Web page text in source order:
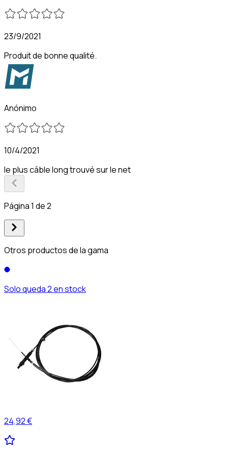
23/9/2021
Produit de bonne qualité.
Anónimo
10/4/2021
le plus câble long trouvé sur le net
Página 1 de 2
Otros productos de la gama
Solo queda 2 en stock
24,92 €